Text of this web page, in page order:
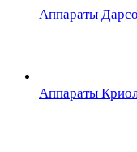
Аппараты
Аппараты